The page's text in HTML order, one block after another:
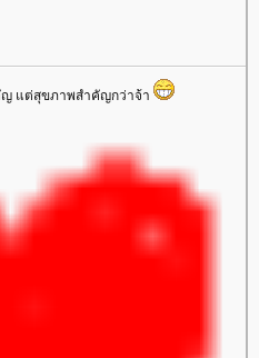
ญ แต่สุขภาพสำคัญกว่าจ้า